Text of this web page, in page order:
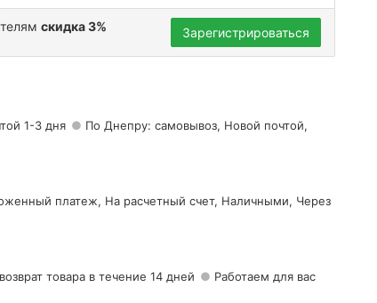
скидка 3% Зарегистрироваться
1-3 дня
По Днепру: самовывоз, Новой почтой,
платеж, На расчетный счет, Наличными, Через
товара в течение 14 дней
Работаем для вас